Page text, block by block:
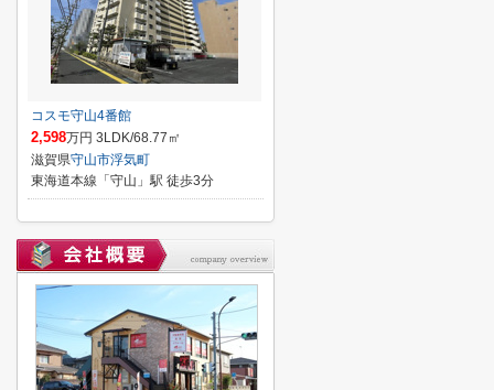
コスモ守山4番館
2,598万円 3LDK/68.77㎡
滋賀県守山市浮気町
東海道本線「守山」駅 徒歩3分